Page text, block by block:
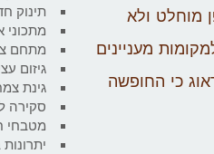
מוחלט ולא
מעניינים
כי החופשה
תינוק
מתכוני
מתחם
גיזום
גינת
סקירה
מטבחי